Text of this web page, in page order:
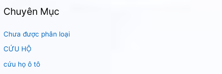
Chuyên Mục
Chưa được phân loại
CỨU HỘ
cứu họ ô tô